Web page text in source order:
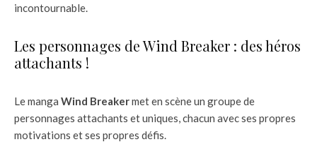
incontournable.
Les personnages de Wind Breaker : des héros
attachants !
Le manga Wind Breakermet en scène un groupe de
personnages attachants et uniques, chacun avec ses propres
motivations et ses propres défis.